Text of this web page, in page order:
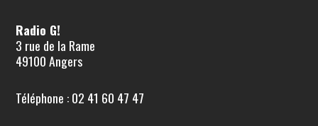
Radio G!
3 rue de la Rame
49100 Angers
Téléphone : 02 41 60 47 47